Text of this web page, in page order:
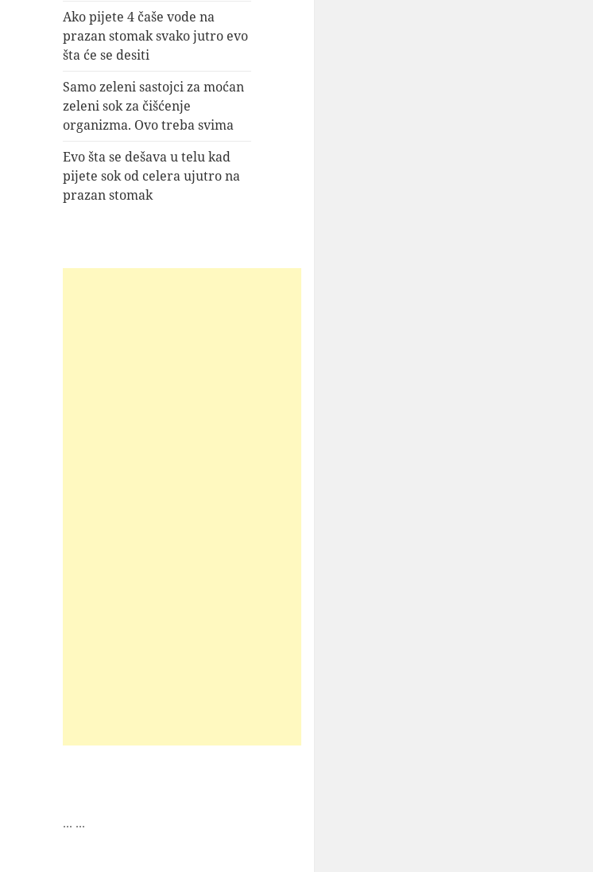
Ako pijete 4 čaše vode na
prazan stomak svako jutro evo
šta će se desiti
Samo zeleni sastojci za moćan
zeleni sok za čišćenje
organizma. Ovo treba svima
Evo šta se dešava u telu kad
pijete sok od celera ujutro na
prazan stomak
... ...